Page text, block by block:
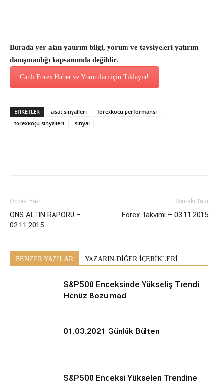
Burada yer alan yatırım bilgi, yorum ve tavsiyeleri yatırım
danışmanlığı kapsamında değildir.
Canlı Forex Haber ve Yorumları için Tıklayın!
ETİKETLER alsat sinyalleri
forexkoçu performansı
forexkoçu sinyalleri
sinyal
Önceki Yazı
ONS ALTIN RAPORU –
02.11.2015
Sonraki Yazı
Forex Takvimi – 03.11.2015
BENZER YAZILAR YAZARIN DİĞER İÇERİKLERİ
S&P500 Endeksinde Yükseliş Trendi
Henüz Bozulmadı
01.03.2021 Günlük Bülten
S&P500 Endeksi Yükselen Trendine